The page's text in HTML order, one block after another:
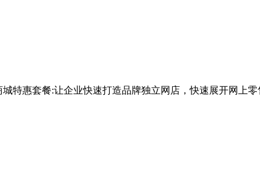
城特惠套餐:让企业快速打造品牌独立网店，快速展开网上